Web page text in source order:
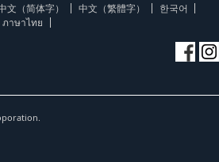
文（简体字） 中文（繁體字）
한국어
ภาษาไทย